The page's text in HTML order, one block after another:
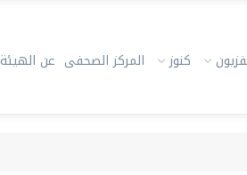
كنوز المركز الصحفى عن الهيئة